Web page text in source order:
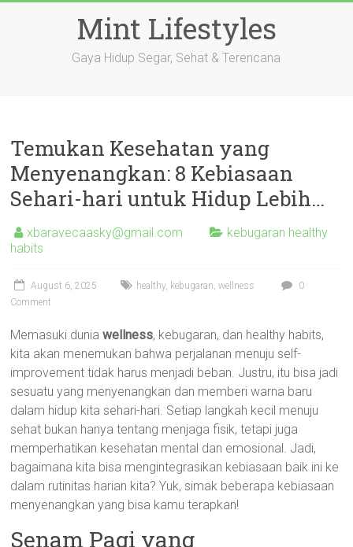
Mint Lifestyles
Gaya Hidup Segar, Sehat & Terencana
Temukan Kesehatan yang
Menyenangkan: 8 Kebiasaan
Sehari-hari untuk Hidup Lebih…
xbaravecaasky@gmail.com
kebugaran healthy
habits
August 6, 2025 healthy, kebugaran,wellness
0
Comment
Memasuki duniawellness, kebugaran, dan healthy habits,
kita akan menemukan bahwa perjalanan menuju self-
improvement tidak harus menjadi beban. Justru, itu bisa jadi
sesuatu yang menyenangkan dan memberi warna baru
dalam hidup kita sehari-hari. Setiap langkah kecil menuju
sehat bukan hanya tentang menjaga fisik, tetapi juga
memperhatikan kesehatan mental dan emosional. Jadi,
bagaimana kita bisa mengintegrasikan kebiasaan baik ini ke
dalam rutinitas harian kita? Yuk, simak beberapa kebiasaan
menyenangkan yang bisa kamu terapkan!
Senam Pagi yang